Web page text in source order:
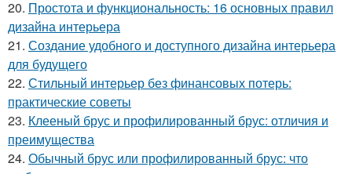
20. Простота и функциональность: 16 основных правил
дизайна интерьера
21. Создание удобного и доступного дизайна интерьера
для будущего
22. Стильный интерьер без финансовых потерь:
практические советы
23. Клееный брус и профилированный брус: отличия и
преимущества
24. Обычный брус или профилированный брус: что